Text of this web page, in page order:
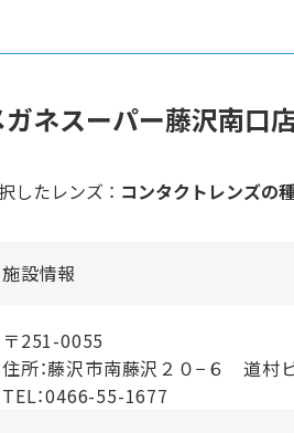
ガネスーパー藤沢南口
したレンズ ： コンタクトレンズの
施設情報
〒251-0055
住所：藤沢市南藤沢２０−６ 道村
TEL：0466-55-1677